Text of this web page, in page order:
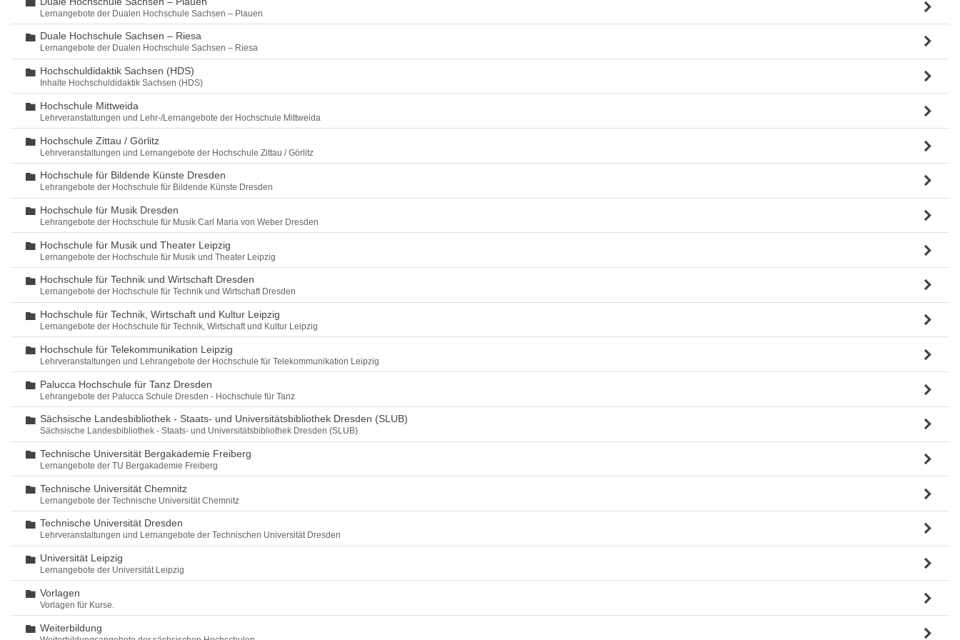
Lernangebote der Dualen Hochschule Sachsen – Plauen
Ordner
Duale Hochschule Sachsen – Riesa
Lernangebote der Dualen Hochschule Sachsen – Riesa
Ordner
Hochschuldidaktik Sachsen (HDS)
Inhalte Hochschuldidaktik Sachsen (HDS)
Ordner
Hochschule Mittweida
Lehrveranstaltungen und Lehr-/Lernangebote der Hochschule Mittweida
Ordner
Hochschule Zittau / Görlitz
Lehrveranstaltungen und Lernangebote der Hochschule Zittau / Görlitz
Ordner
Hochschule für Bildende Künste Dresden
Lehrangebote der Hochschule für Bildende Künste Dresden
Ordner
Hochschule für Musik Dresden
Lehrangebote der Hochschule für Musik Carl Maria von Weber Dresden
Ordner
Hochschule für Musik und Theater Leipzig
Lernangebote der Hochschule für Musik und Theater Leipzig
Ordner
Hochschule für Technik und Wirtschaft Dresden
Lernangebote der Hochschule für Technik und Wirtschaft Dresden
Ordner
Hochschule für Technik, Wirtschaft und Kultur Leipzig
Lernangebote der Hochschule für Technik, Wirtschaft und Kultur Leipzig
Ordner
Hochschule für Telekommunikation Leipzig
Lehrveranstaltungen und Lehrangebote der Hochschule für Telekommunikation Leipzig
Ordner
Palucca Hochschule für Tanz Dresden
Lehrangebote der Palucca Schule Dresden - Hochschule für Tanz
Ordner
Sächsische Landesbibliothek - Staats- und Universitätsbibliothek Dresden (SLUB)
Sächsische Landesbibliothek - Staats- und Universitätsbibliothek Dresden (SLUB)
Ordner
Technische Universität Bergakademie Freiberg
Lernangebote der TU Bergakademie Freiberg
Ordner
Technische Universität Chemnitz
Lernangebote der Technische Universität Chemnitz
Ordner
Technische Universität Dresden
Lehrveranstaltungen und Lernangebote der Technischen Universität Dresden
Ordner
Universität Leipzig
Lernangebote der Universität Leipzig
Ordner
Vorlagen
Vorlagen für Kurse.
Ordner
Weiterbildung